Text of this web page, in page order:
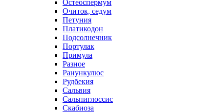
Остеоспермум
Очиток, седум
Петуния
Платикодон
Подсолнечник
Портулак
Примула
Разное
Ранункулюс
Рудбекия
Сальвия
Сальпиглоссис
Скабиоза